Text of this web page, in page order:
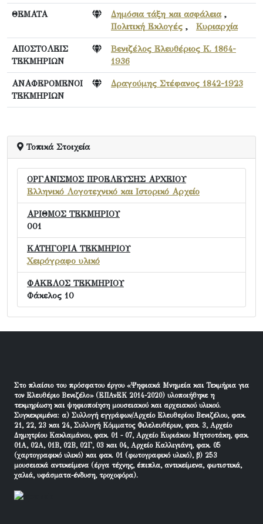
ΘΕΜΑΤΑ Δημόσια τάξη και ασφάλεια,
Πολιτική Εκλογές , Κυριαρχία
ΑΠΟΣΤΟΛΕΙΣ
ΤΕΚΜΗΡΙΩΝ
Βενιζέλος Ελευθέριος Κ. 1864-
1936
ΑΝΑΦΕΡΟΜΕΝΟΙ
ΤΕΚΜΗΡΙΩΝ
Δραγούμης Στέφανος 1842-1923
Τοπικά Στοιχεία
ΟΡΓΑΝΙΣΜΟΣ ΠΡΟΕΛΕΥΣΗΣ ΑΡΧΕΙΟΥ
Ελληνικό Λογοτεχνικό και Ιστορικό Αρχείο
ΑΡΙΘΜΟΣ ΤΕΚΜΗΡΙΟΥ
001
ΚΑΤΗΓΟΡΙΑ ΤΕΚΜΗΡΙΟΥ
Χειρόγραφο υλικό
ΦΑΚΕΛΟΣ ΤΕΚΜΗΡΙΟΥ
Φάκελος 10
Στο πλαίσιο του πρόσφατου έργου «Ψηφιακά Μνημεία και Τεκμήρια για
τον Ελευθέριο Βενιζέλο» (ΕΠΑνΕΚ 2014-2020) υλοποιήθηκε η
τεκμηρίωση και ψηφιοποίηση μουσειακού και αρχειακού υλικού.
Συγκεκριμένα: α) Συλλογή εγγράφων/Αρχείο Ελευθερίου Βενιζέλου, φακ.
21, 22, 23 και 24, Συλλογή Κόμματος Φιλελευθέρων, φακ. 3, Αρχείο
Δημητρίου Κακλαμάνου, φακ. 01 - 07, Αρχείο Κυριάκου Μητσοτάκη, φακ.
01Α, 02Α, 01Β, 02Β, 02Γ, 03 και 04, Αρχείο Καλλιγιάνη, φακ. 05
(χαρτογραφικό υλικό) και φακ. 01 (φωτογραφικό υλικό), β) 253
μουσειακά αντικείμενα (έργα τέχνης, έπιπλα, αντικείμενα, φωτιστικά,
χαλιά, υφάσματα-ένδυση, τροχοφόρα).